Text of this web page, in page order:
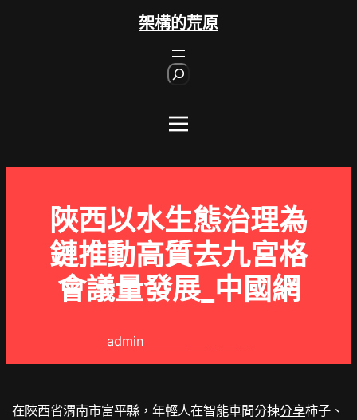
架構的荒原
陜西以水生態治理為
鏈推動高質去九宮格
會議量發展_中國網
admin
在陜西省渭南市富平縣，年輕人在智能車間分揀分享柿子、